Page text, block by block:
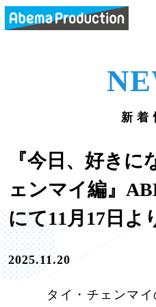
新着
『今日、好き
ェンマイ編』
にて11月17日よ
2025.11.20
タイ・チェンマイ